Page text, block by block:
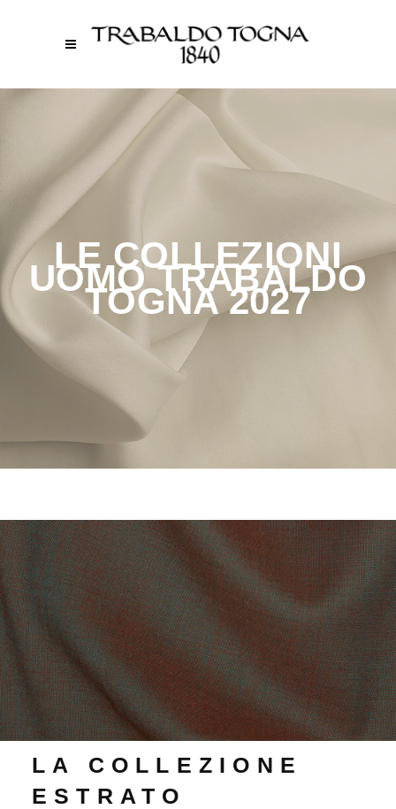
LE COLLEZIONI
UOMO TRABALDO
TOGNA 2027
LA COLLEZIONE
ESTRATO